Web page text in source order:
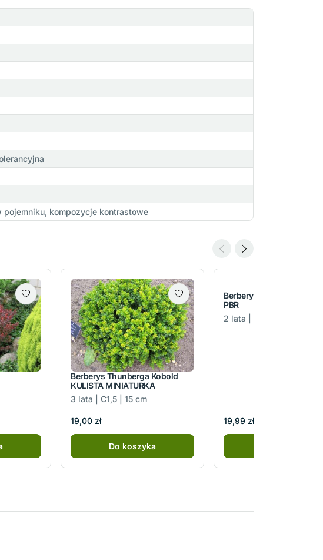
pojemniku, kompozycje kontrastowe
Berberys Thunberga Kobold
KULISTA MINIATURKA
3 lata | C1,5 | 15 cm
19,00 zł
Do koszyka
Berberys Thunberga
PBR
2 lata | C2 | 20-30 cm
19,99 zł